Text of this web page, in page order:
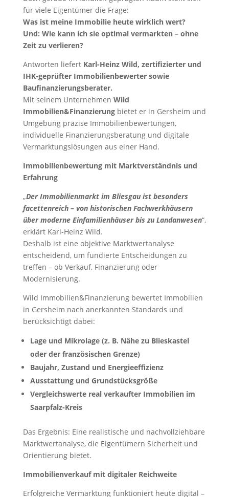
für viele Eigentümer die Frage:
Was ist meine Immobilie heute wirklich wert?
Und: Wie kann ich sie optimal vermarkten – ohne
Zeit zu verlieren?
Antworten liefertKarl-Heinz Wild, zertifizierter und
IHK-geprüfter Immobilienbewerter sowie
Baufinanzierungsberater.
Mit seinem Unternehmen Wild
Immobilien&Finanzierungbietet er in Gersheim und
Umgebung präzise Immobilienbewertungen,
individuelle Finanzierungsberatung und digitale
Vermarktungslösungen aus einer Hand.
Immobilienbewertung mit Marktverständnis und
Erfahrung
„Der Immobilienmarkt im Bliesgau ist besonders
facettenreich – von historischen Fachwerkhäusern
über moderne Einfamilienhäuser bis zu Landanwesen“,
erklärt Karl-Heinz Wild.
Deshalb ist eine objektive Marktwertanalyse
entscheidend, um fundierte Entscheidungen zu
treffen – ob Verkauf, Finanzierung oder
Modernisierung.
Wild Immobilien&Finanzierung bewertet Immobilien
in Gersheim nach anerkannten Standards und
berücksichtigt dabei:
Lage und Mikrolage (z. B. Nähe zu Blieskastel
oder der französischen Grenze)
Baujahr, Zustand und Energieeffizienz
Ausstattung und Grundstücksgröße
Vergleichswerte real verkaufter Immobilien im
Saarpfalz-Kreis
Das Ergebnis: Eine realistische und nachvollziehbare
Marktwertanalyse, die Eigentümern Sicherheit und
Orientierung bietet.
Immobilienverkauf mit digitaler Reichweite
Erfolgreiche Vermarktung funktioniert heute digital –